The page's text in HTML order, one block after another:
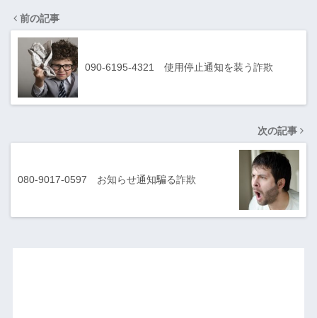
前の記事
090-6195-4321 使用停止通知を装う詐欺
次の記事
080-9017-0597 お知らせ通知騙る詐欺